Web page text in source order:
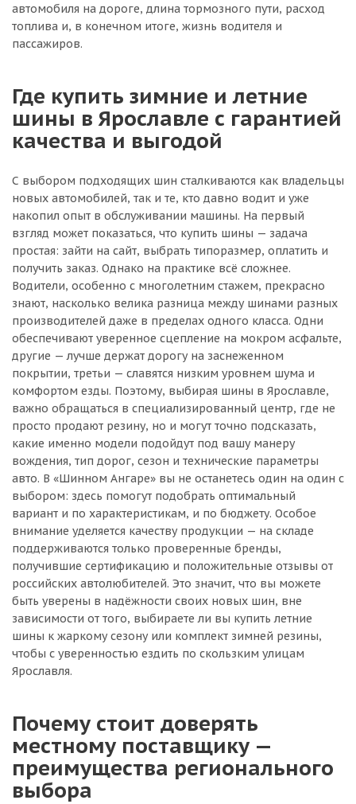
автомобиля на дороге, длина тормозного пути, расход
топлива и, в конечном итоге, жизнь водителя и
пассажиров.
Где купить зимние и летние
шины в Ярославле с гарантией
качества и выгодой
С выбором подходящих шин сталкиваются как владельцы
новых автомобилей, так и те, кто давно водит и уже
накопил опыт в обслуживании машины. На первый
взгляд может показаться, что купить шины — задача
простая: зайти на сайт, выбрать типоразмер, оплатить и
получить заказ. Однако на практике всё сложнее.
Водители, особенно с многолетним стажем, прекрасно
знают, насколько велика разница между шинами разных
производителей даже в пределах одного класса. Одни
обеспечивают уверенное сцепление на мокром асфальте,
другие — лучше держат дорогу на заснеженном
покрытии, третьи — славятся низким уровнем шума и
комфортом езды. Поэтому, выбирая шины в Ярославле,
важно обращаться в специализированный центр, где не
просто продают резину, но и могут точно подсказать,
какие именно модели подойдут под вашу манеру
вождения, тип дорог, сезон и технические параметры
авто. В «Шинном Ангаре» вы не останетесь один на один с
выбором: здесь помогут подобрать оптимальный
вариант и по характеристикам, и по бюджету. Особое
внимание уделяется качеству продукции — на складе
поддерживаются только проверенные бренды,
получившие сертификацию и положительные отзывы от
российских автолюбителей. Это значит, что вы можете
быть уверены в надёжности своих новых шин, вне
зависимости от того, выбираете ли вы купить летние
шины к жаркому сезону или комплект зимней резины,
чтобы с уверенностью ездить по скользким улицам
Ярославля.
Почему стоит доверять
местному поставщику —
преимущества регионального
выбора